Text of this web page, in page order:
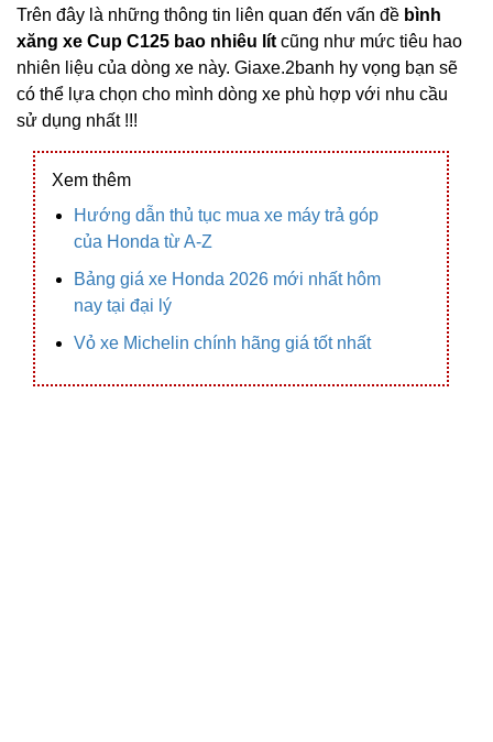
Trên đây là những thông tin liên quan đến vấn đề bình
xăng xe Cup C125 bao nhiêu lít cũng như mức tiêu hao
nhiên liệu của dòng xe này. Giaxe.2banh hy vọng bạn sẽ
có thể lựa chọn cho mình dòng xe phù hợp với nhu cầu
sử dụng nhất !!!
Xem thêm
Hướng dẫn thủ tục mua xe máy trả góp
của Honda từ A-Z
Bảng giá xe Honda 2026 mới nhất hôm
nay tại đại lý
Vỏ xe Michelin chính hãng giá tốt nhất